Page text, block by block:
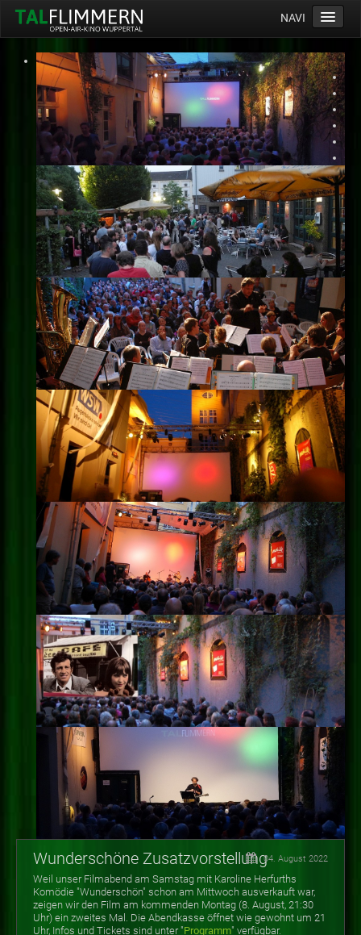
NAVI
Home
Programm
Service
Ticketinfos
Ort
Anreise
Wetter
Kinogutschein
Konzept
Archiv
Kontakt
Impressum
Datenschutz
Wunderschöne Zusatzvorstellung04. August 2022
Weil unser Filmabend am Samstag mit Karoline Herfurths
Komödie "Wunderschön" schon am Mittwoch ausverkauft war,
zeigen wir den Film am kommenden Montag (8. August, 21:30
Uhr) ein zweites Mal. Die Abendkasse öffnet wie gewohnt um 21
Uhr, Infos und Tickets sind unter "Programm" verfügbar.